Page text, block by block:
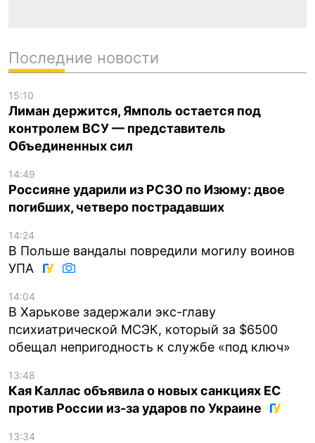
Последние новости
15:10
Лиман держится, Ямполь остается под
контролем ВСУ — представитель
Объединенных сил
14:49
Россияне ударили из РСЗО по Изюму: двое
погибших, четверо пострадавших
14:24
В Польше вандалы повредили могилу воинов
УПА
14:04
В Харькове задержали экс-главу
психиатрической МСЭК, который за $6500
обещал непригодность к службе «под ключ»
13:48
Кая Каллас объявила о новых санкциях ЕС
против России из-за ударов по Украине
13:34